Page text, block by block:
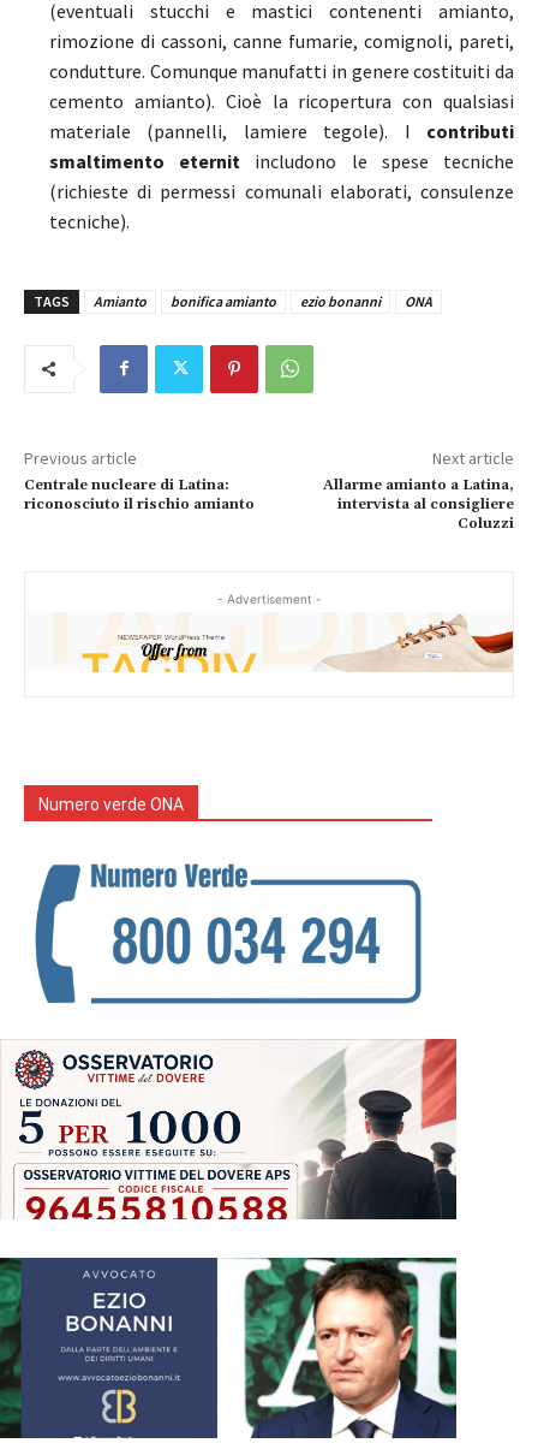
(eventuali stucchi e mastici contenenti amianto,
rimozione di cassoni, canne fumarie, comignoli, pareti,
condutture. Comunque manufatti in genere costituiti da
cemento amianto). Cioè la ricopertura con qualsiasi
materiale (pannelli, lamiere tegole). I contributi
smaltimento eternit includono le spese tecniche
(richieste di permessi comunali elaborati, consulenze
tecniche).
TAGS Amianto bonifica amianto ezio bonanni ONA
Previous article
Centrale nucleare di Latina:
riconosciuto il rischio amianto
Next article
Allarme amianto a Latina,
intervista al consigliere
Coluzzi
- Advertisement -
Numero verde ONA